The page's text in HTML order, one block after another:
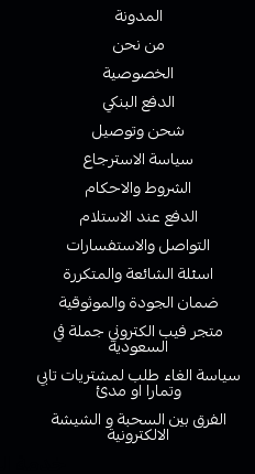
المدونة
من نحن
الخصوصية
الدفع البنكي
شحن وتوصيل
سياسة الاسترجاع
الشروط والاحكام
الدفع عند الاستلام
التواصل والاستفسارات
اسئلة الشائعة والمتكررة
ضمان الجودة والموثوقية
متجر فيب الكتروني جملة في
السعودية
سياسة الغاء طلب لمشتريات تابي
وتمارا او مدئ
الفرق بين السحبة و الشيشة
الالكترونية